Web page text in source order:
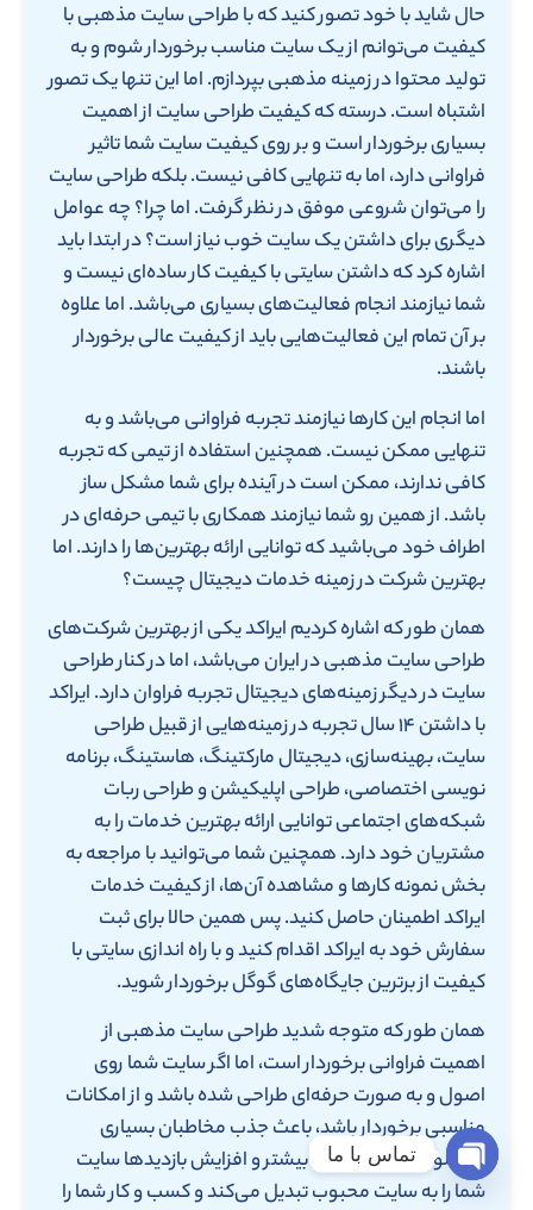
حال شاید با خود تصور کنید که با طراحی سایت مذهبی با
کیفیت می‌توانم از یک سایت مناسب برخوردار شوم و به
تولید محتوا در زمینه مذهبی بپردازم. اما این تنها یک تصور
اشتباه است. درسته که کیفیت طراحی سایت از اهمیت
بسیاری برخوردار است و بر روی کیفیت سایت شما تاثیر
فراوانی دارد، اما به تنهایی کافی نیست. بلکه طراحی سایت
را می‌توان شروعی موفق در نظر گرفت. اما چرا؟ چه عوامل
دیگری برای داشتن یک سایت خوب نیاز است؟ در ابتدا باید
اشاره کرد که داشتن سایتی با کیفیت کار ساده‌ای نیست و
شما نیازمند انجام فعالیت‌های بسیاری می‌باشد. اما علاوه
بر آن تمام این فعالیت‌هایی باید از کیفیت عالی برخوردار
باشند.
اما انجام این کارها نیازمند تجربه فراوانی می‌باشد و به
تنهایی ممکن نیست. همچنین استفاده از تیمی که تجربه
کافی ندارند، ممکن است در آینده برای شما مشکل ساز
باشد. از همین رو شما نیازمند همکاری با تیمی حرفه‌ای در
اطراف خود می‌باشید که توانایی ارائه بهترین‌ها را دارند. اما
بهترین شرکت در زمینه خدمات دیجیتال چیست؟
همان طور که اشاره کردیم ایراکد یکی از بهترین شرکت‌های
طراحی سایت مذهبی در ایران می‌باشد، اما در کنار طراحی
سایت در دیگر زمینه‌های دیجیتال تجربه فراوان دارد. ایراکد
با داشتن ۱۴ سال تجربه در زمینه‌هایی از قبیل طراحی
سایت، بهینه‌سازی، دیجیتال مارکتینگ، هاستینگ، برنامه
نویسی اختصاصی، طراحی اپلیکیشن و طراحی ربات
شبکه‌های اجتماعی توانایی ارائه بهترین خدمات را به
مشتریان خود دارد. همچنین شما می‌توانید با مراجعه به
بخش نمونه کارها و مشاهده آن‌ها، از کیفیت خدمات
ایراکد اطمینان حاصل کنید. پس همین حالا برای ثبت
سفارش خود به ایراکد اقدام کنید و با راه اندازی سایتی با
کیفیت از برترین جایگاه‌های گوگل برخوردار شوید.
همان طور که متوجه شدید طراحی سایت مذهبی از
اهمیت فراوانی برخوردار است، اما اگر سایت شما روی
اصول و به صورت حرفه‌ای طراحی شده باشد و از امکانات
مناسبی برخوردار باشد، باعث جذب مخاطبان بسیاری
می‌شود. جذب مخاطب بیشتر و افزایش بازدیدها سایت
شما را به سایت محبوب تبدیل می‌کند و کسب و کار شما را
تماس با ما
Open chaty